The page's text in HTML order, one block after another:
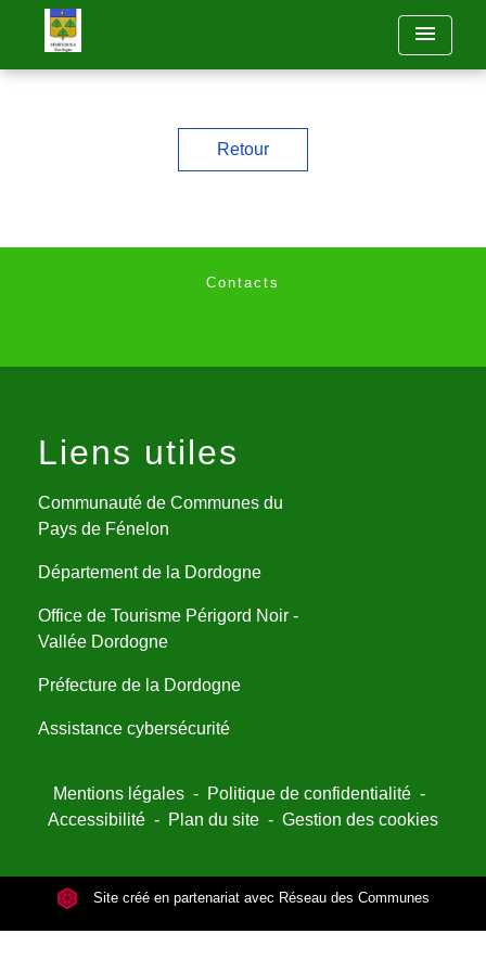
menu
Retour
Contacts
Liens utiles
Communauté de Communes du
Pays de Fénelon
Département de la Dordogne
Office de Tourisme Périgord Noir -
Vallée Dordogne
Préfecture de la Dordogne
Assistance cybersécurité
Mentions légales - Politique de confidentialité -
Accessibilité - Plan du site - Gestion des cookies
Site créé en partenariat avec Réseau des Communes